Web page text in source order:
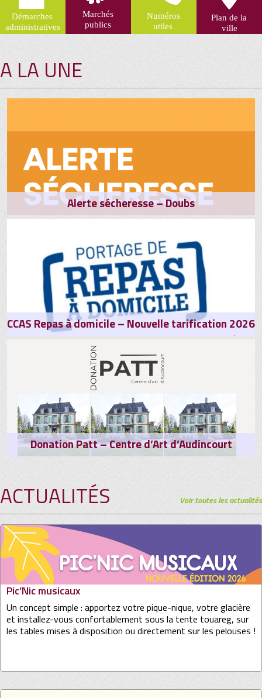
A LA UNE
Alerte sécheresse – Doubs
Le département du Doubs est placé en niveau alerte
CCAS Repas à domicile – Nouvelle tarification 2026
Nouvelle tarification du CCAS pour le portage des repas à
domicile
Donation Patt – Centre d’Art d’Audincourt
Donation Patt - Centre d'art d'Audincourt
ACTUALITÉS Voir toutes les actualités
Pic’Nic musicaux
Un concept simple : apportez votre pique-nique, votre glacière
et installez-vous confortablement sous la tente touareg, sur
les tables mises à disposition ou directement sur les pelouses !